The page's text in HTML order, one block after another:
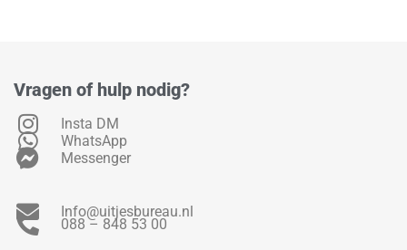
Vragen of hulp nodig?
Insta DM
WhatsApp
Messenger
Info@uitjesbureau.nl
088 – 848 53 00